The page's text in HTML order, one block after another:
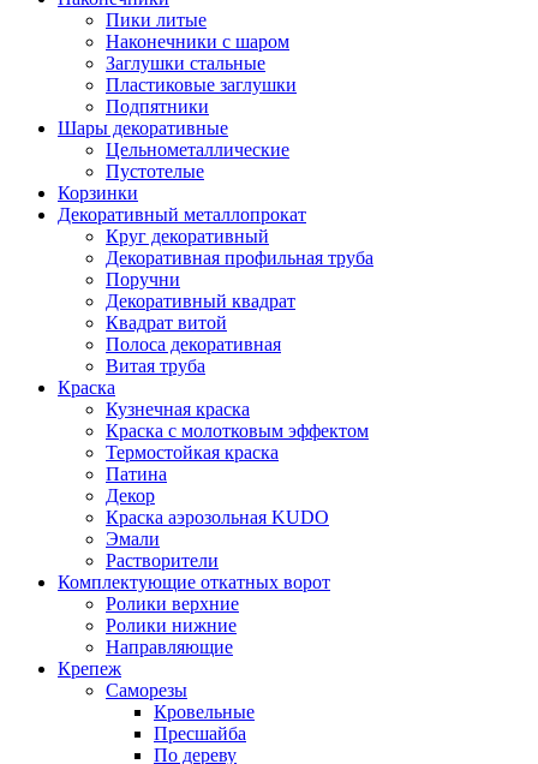
Пики литые
Наконечники с шаром
Заглушки стальные
Пластиковые заглушки
Подпятники
Шары декоративные
Цельнометаллические
Пустотелые
Корзинки
Декоративный металлопрокат
Круг декоративный
Декоративная профильная труба
Поручни
Декоративный квадрат
Квадрат витой
Полоса декоративная
Витая труба
Краска
Кузнечная краска
Краска с молотковым эффектом
Термостойкая краска
Патина
Декор
Краска аэрозольная KUDO
Эмали
Растворители
Комплектующие откатных ворот
Ролики верхние
Ролики нижние
Направляющие
Крепеж
Саморезы
Кровельные
Пресшайба
По дереву